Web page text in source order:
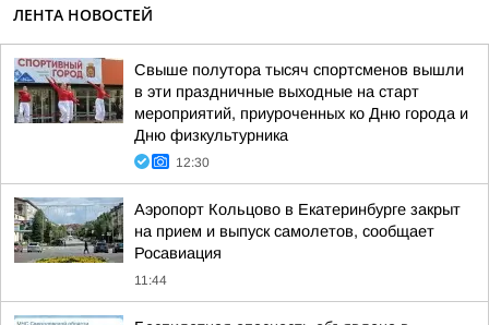
ЛЕНТА НОВОСТЕЙ
Свыше полутора тысяч спортсменов вышли
в эти праздничные выходные на старт
мероприятий, приуроченных ко Дню города и
Дню физкультурника
12:30
Аэропорт Кольцово в Екатеринбурге закрыт
на прием и выпуск самолетов, сообщает
Росавиация
11:44